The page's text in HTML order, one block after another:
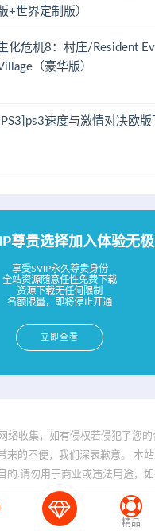
+世界定制版）
化危机8：村庄/Resident
（豪华版）
[PS3]ps3速度与激情对决欧版
尊贵选择加入体验无
享受SVIP永久尊贵身份
全站资源随意任性免费下载
资源下载无任何限制
名额限量，即将停止开通
立即查看
络收集，如有侵权若侵犯了您
来的不便，我们深表歉意。 本
的.请勿用于商业或违法用途，
- www.bfya.com All rights
精品